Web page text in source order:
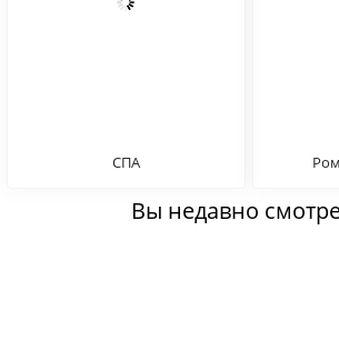
СПА
Вы недавно